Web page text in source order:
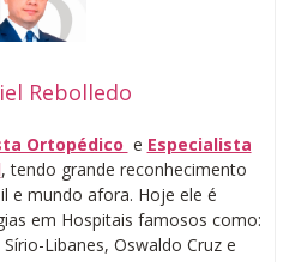
Rebolledo
Ortopédico e Especialista
, tendo grande reconhecimento
e mundo afora. Hoje ele é
em Hospitais famosos como:
Libanes, Oswaldo Cruz e